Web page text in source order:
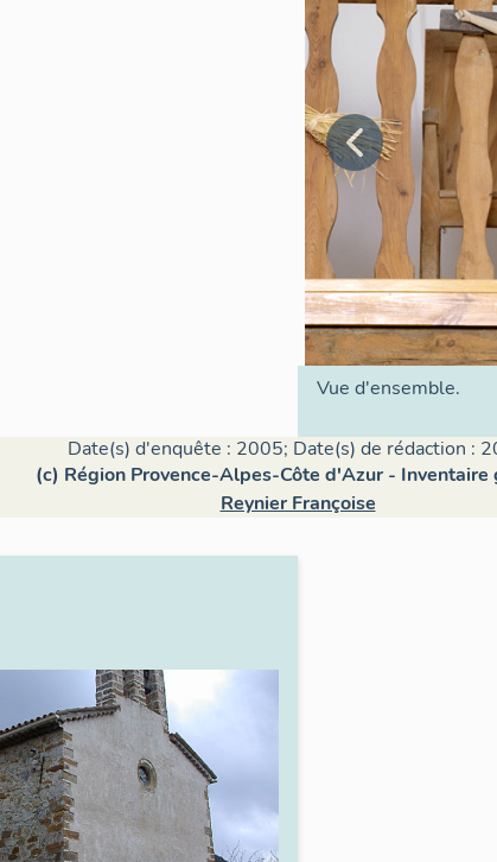
Vue d'ensemble.
Date(s) d'enquête : 2005; Date(s) de rédaction :
(c) Région Provence-Alpes-Côte d'Azur - Inventaire
Reynier Françoise